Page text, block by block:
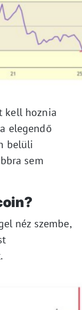
kell hoznia
elegendő
belüli
sem
néz szembe,